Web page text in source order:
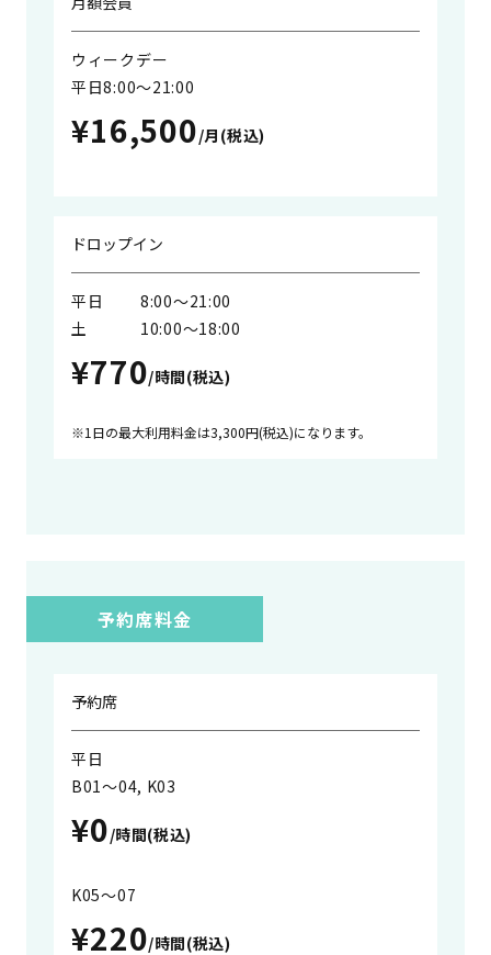
ウィークデー
平日8:00〜21:00
¥16,500/月(税込)
ドロップイン
平日
8:00〜21:00
土
10:00〜18:00
¥770/時間(税込)
1日の最大利用料金は3,300円(税込)になります。
予約席料金
予約席
平日
B01～04, K03
¥0/時間(税込)
K05～07
¥220/時間(税込)